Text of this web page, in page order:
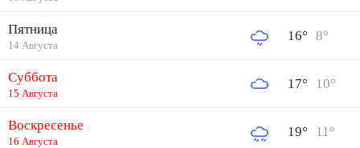
Пятница
14 Августа
16° 8°
Суббота
15 Августа
17° 10°
Воскресенье
16 Августа
19° 11°